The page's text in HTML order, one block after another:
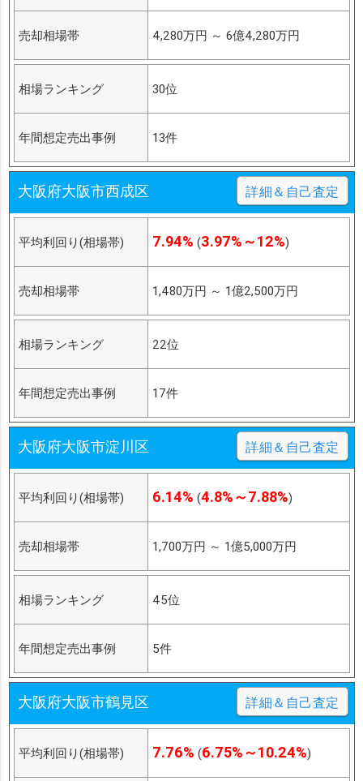
売却相場帯 4,280万円 ～ 6億4,280万円
相場ランキング 30位
年間想定売出事例 13件
大阪府大阪市西成区 詳細＆自己査定
平均利回り(相場帯) 7.94% (3.97%～12%)
売却相場帯 1,480万円 ～ 1億2,500万円
相場ランキング 22位
年間想定売出事例 17件
大阪府大阪市淀川区 詳細＆自己査定
平均利回り(相場帯) 6.14% (4.8%～7.88%)
売却相場帯 1,700万円 ～ 1億5,000万円
相場ランキング 45位
年間想定売出事例 5件
大阪府大阪市鶴見区 詳細＆自己査定
平均利回り(相場帯) 7.76% (6.75%～10.24%)